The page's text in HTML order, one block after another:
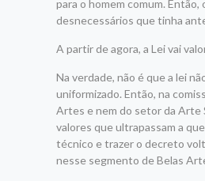
para o homem comum.
desnecessários que tinha
A partir de agora, a Lei vai
Na verdade, não é que a lei
uniformizado. Então, na
Artes e nem do setor da Arte
valores que ultrapassam a
técnico e trazer o decreto
nesse segmento de Belas